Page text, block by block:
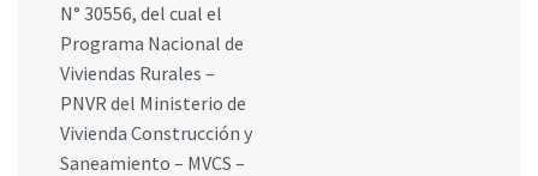
N° 30556, del cual el
Programa Nacional de
Viviendas Rurales –
PNVR del Ministerio de
Vivienda Construcción y
Saneamiento – MVCS –